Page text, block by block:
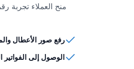
منح العملاء تجربة
رفع صور الأعطال
الوصول إلى الفواتير